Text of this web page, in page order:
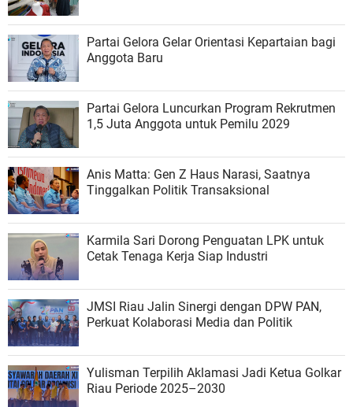
Partai Gelora Gelar Orientasi Kepartaian bagi
Anggota Baru
Partai Gelora Luncurkan Program Rekrutmen
1,5 Juta Anggota untuk Pemilu 2029
Anis Matta: Gen Z Haus Narasi, Saatnya
Tinggalkan Politik Transaksional
Karmila Sari Dorong Penguatan LPK untuk
Cetak Tenaga Kerja Siap Industri
JMSI Riau Jalin Sinergi dengan DPW PAN,
Perkuat Kolaborasi Media dan Politik
Yulisman Terpilih Aklamasi Jadi Ketua Golkar
Riau Periode 2025–2030